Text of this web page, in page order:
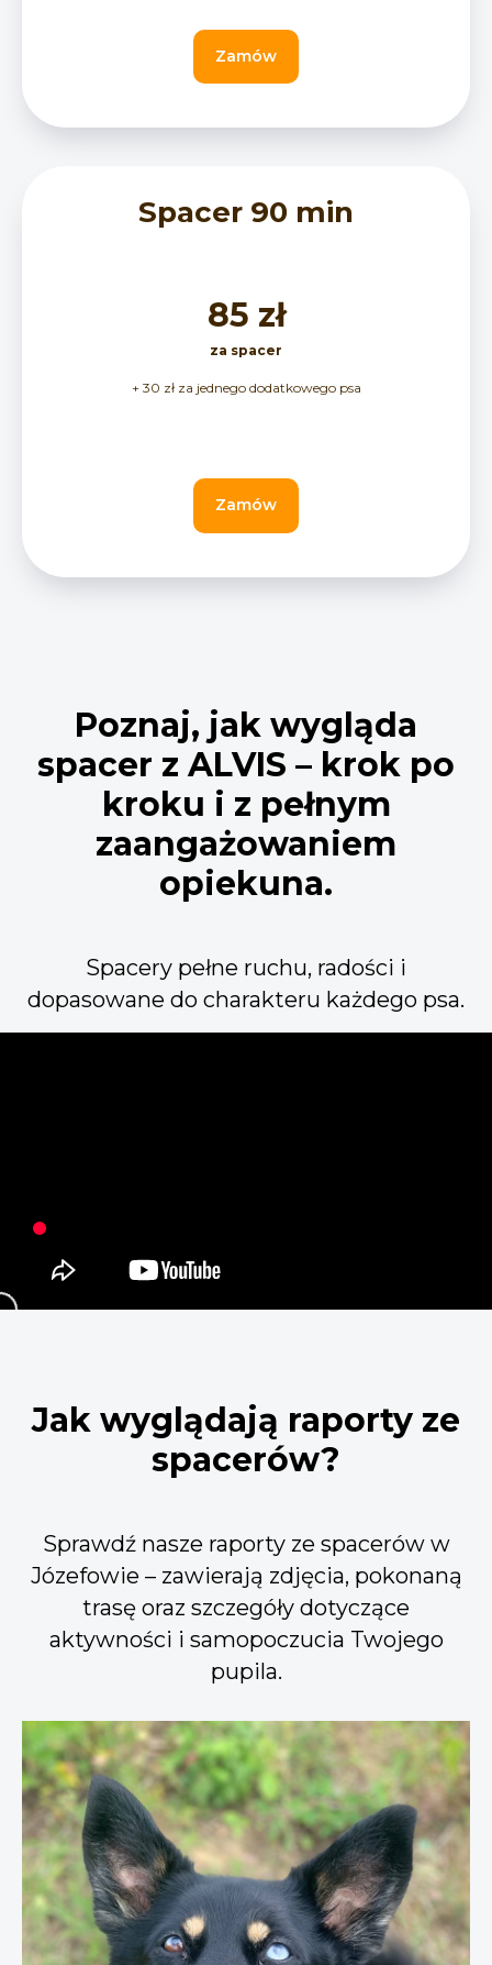
Zamów
Spacer 90 min
85 zł
za spacer
+ 30 zł za jednego dodatkowego psa
Zamów
Poznaj, jak wygląda
spacer z ALVIS – krok po
kroku i z pełnym
zaangażowaniem
opiekuna.
Spacery pełne ruchu, radości i
dopasowane do charakteru każdego psa.
Jak wyglądają raporty ze
spacerów?
Sprawdź nasze raporty ze spacerów w
Józefowie – zawierają zdjęcia, pokonaną
trasę oraz szczegóły dotyczące
aktywności i samopoczucia Twojego
pupila.